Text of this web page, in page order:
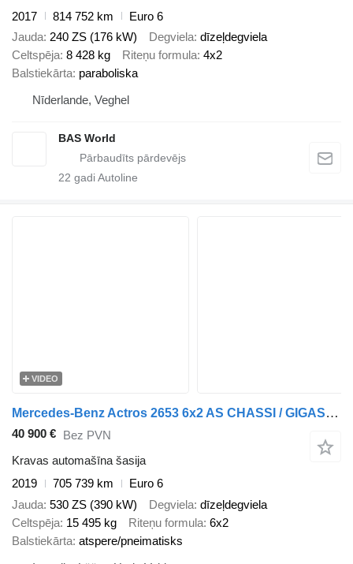
2017 814 752 km
Euro 6
Jauda 240 ZS (176 kW) Degviela dīzeļdegviela
Celtspēja 8 428 kg Riteņu formula 4x2
Balstiekārta paraboliska
Nīderlande, Veghel
BAS World
22 gadi Autoline
VIDEO
Mercedes-Benz Actros 2653 6x2 AS CHASSI / GIGASPACE
40 900 € Bez PVN
Kravas automašīna šasija
2019
705 739 km
Euro 6
Jauda 530 ZS (390 kW) Degviela dīzeļdegviela
Celtspēja 15 495 kg Riteņu formula 6x2
Balstiekārta atspere/pneimatisks